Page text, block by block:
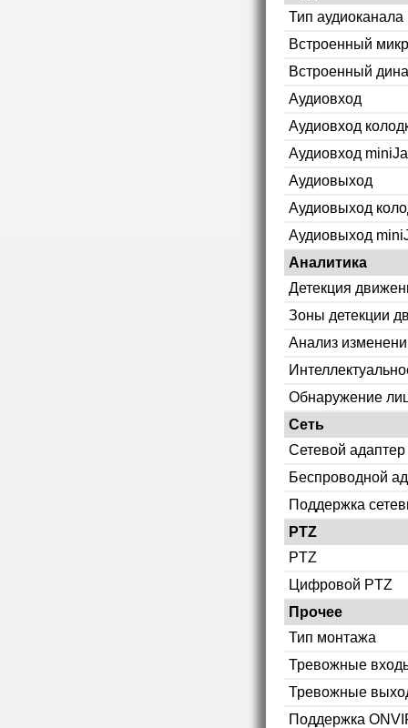
Тип аудиоканала
Встроенный
Встроенный
Аудиовход
Аудиовход
Аудиовход
Аудиовыход
Аудиовыход
Аудиовыход
Аналитика
Детекция
Зоны детекции
Анализ
Обнаружение
Сеть
Сетевой адаптер
Беспроводной
Поддержка
PTZ
PTZ
Цифровой PTZ
Прочее
Тип монтажа
Тревожные
Тревожные
Поддержка